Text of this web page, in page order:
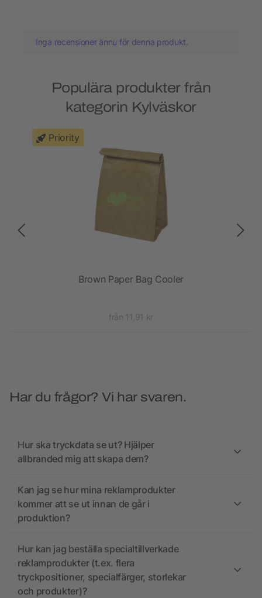
Inga recensioner ännu för denna produkt.
Populära produkter från
kategorin Kylväskor
Priority
Brown Paper Bag Cooler
från 11,91 kr
Har du frågor? Vi har svaren.
Hur ska tryckdata se ut? Hjälper
allbranded mig att skapa dem?
Kan jag se hur mina reklamprodukter
kommer att se ut innan de går i
produktion?
Hur kan jag beställa specialtillverkade
reklamprodukter (t.ex. flera
tryckpositioner, specialfärger, storlekar
och produkter)?